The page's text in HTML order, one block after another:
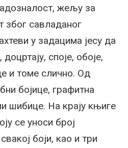
жељу за
савладаног
у задацима јесу да
споје, обоје,
и томе слично. Од
бојице, графитна
шибице. На крају књиге
се уноси број
боји, као и три